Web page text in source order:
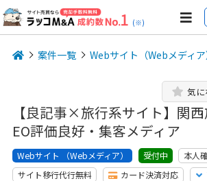
(※)
案件一覧 Webサイト（Webメディア
【良記事×旅行系サイト】関
EO評価良好・集客メディア
気に
Webサイト （Webメディア） 受付中 本人
サイト移行代行無料
カード決済対応